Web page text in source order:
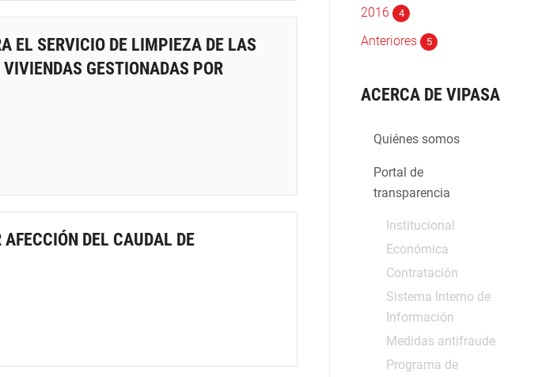
EL SERVICIO DE LIMPIEZA DE LAS
GESTIONADAS POR
DEL CAUDAL DE
2016 4
Anteriores 5
ACERCA DE VIPASA
Quiénes somos
Portal de
transparencia
Institucional
Económica
Contratación
Sistema Interno de
Información
Medidas antifraude
Programa de